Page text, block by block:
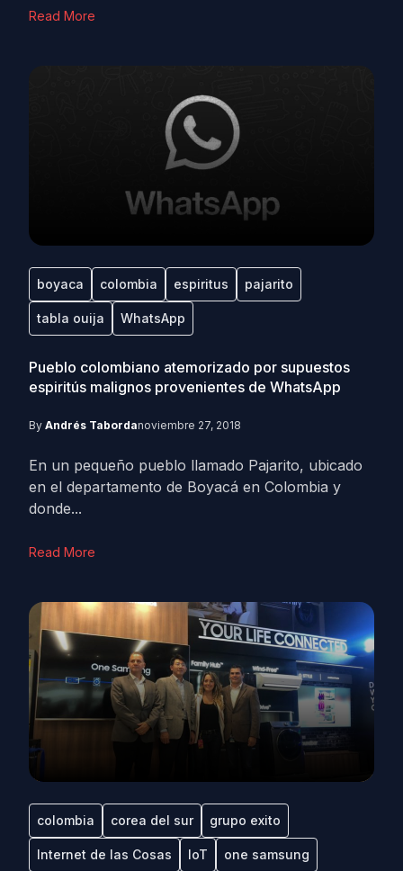
Read More
boyaca colombia espiritus pajarito
tabla ouija WhatsApp
Pueblo colombiano atemorizado por supuestos
espiritús malignos provenientes de WhatsApp
By Andrés Tabordanoviembre 27, 2018
En un pequeño pueblo llamado Pajarito, ubicado
en el departamento de Boyacá en Colombia y
donde...
Read More
colombia corea del sur grupo exito
Internet de las Cosas IoT one samsung